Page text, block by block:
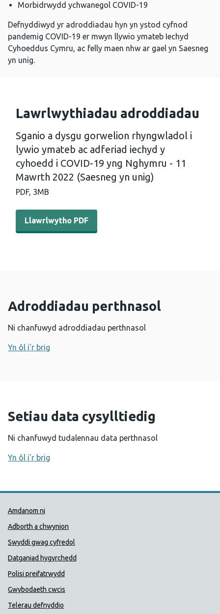
Morbidrwydd ychwanegol COVID-19
Defnyddiwyd yr adroddiadau hyn yn ystod cyfnod
pandemig COVID-19 er mwyn llywio ymateb Iechyd
Cyhoeddus Cymru, ac felly maen nhw ar gael yn Saesneg
yn unig.
Lawrlwythiadau adroddiadau
Sganio a dysgu gorwelion rhyngwladol i
lywio ymateb ac adferiad iechyd y
cyhoedd i COVID-19 yng Nghymru - 11
Mawrth 2022 (Saesneg yn unig)
PDF, 3MB
Llawrlwytho PDF - Sganio a dysgu gorwelion
Llawrlwytho PDF
Adroddiadau perthnasol
Ni chanfuwyd adroddiadau perthnasol
Yn ôl i'r brig
Setiau data cysylltiedig
Ni chanfuwyd tudalennau data perthnasol
Yn ôl i'r brig
Dolenni Cymorth Iechyd
Amdanom ni
Adborth a chwynion
Swyddi gwag cyfredol
Datganiad hygyrchedd
Polisi preifatrwydd
Gwybodaeth cwcis
Telerau defnyddio